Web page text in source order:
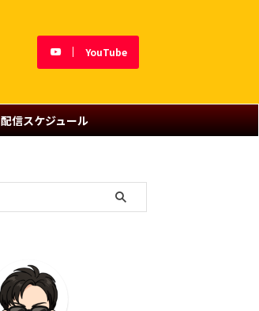
YouTube
配信スケジュール